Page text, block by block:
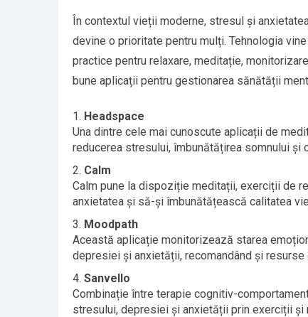
În contextul vieții moderne, stresul și
devine o prioritate pentru mulți. Tehnologia
practice pentru relaxare, meditație,
bune aplicații pentru gestionarea sănătății
Headspace
Una dintre cele mai cunoscute aplicații de
reducerea stresului, îmbunătățirea somnului și
Calm
Calm pune la dispoziție meditații, exerciții de
anxietatea și să-și îmbunătățească calitatea
Moodpath
Această aplicație monitorizează starea
depresiei și anxietății, recomandând și resurse
Sanvello
Combinație între terapie cognitiv-
stresului, depresiei și anxietății prin exerciții și